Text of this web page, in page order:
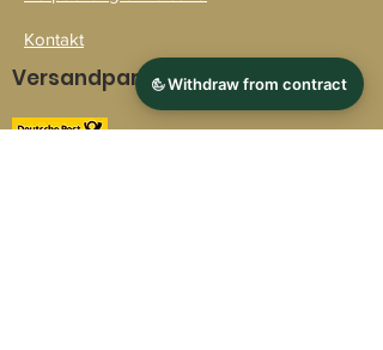
Kontakt
Versandpartner